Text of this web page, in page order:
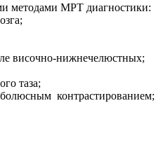
методами МРТ диагностики:
височно-нижнечелюстных;
таза;
контрастированием;